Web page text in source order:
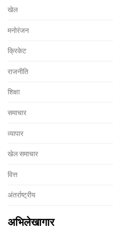
खेल
मनोरंजन
क्रिकेट
राजनीति
शिक्षा
समाचार
व्यापार
खेल समाचार
वित्त
अंतर्राष्ट्रीय
अभिलेखागार